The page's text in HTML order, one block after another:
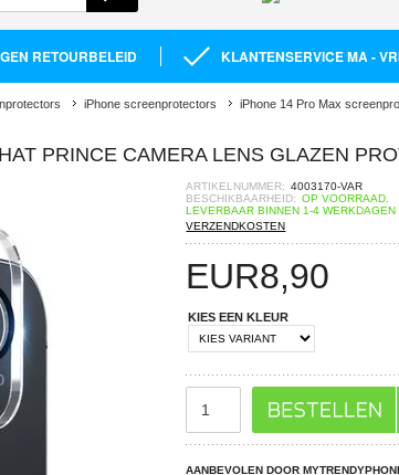
RETOURBELEID KLANTENSERVICE MA -
iPhone screenprotectors iPhone 14 Pro Max
PRINCE CAMERA LENS GLAZEN
ARTIKELNUMMER: 4003170-VAR
BESCHIKBAARHEID: OP VOORRAAD.
LEVERBAAR BINNEN 1-4 WERKDAGEN
VERZENDKOSTEN
EUR8,90
KIES EEN KLEUR
AANBEVOLEN DOOR